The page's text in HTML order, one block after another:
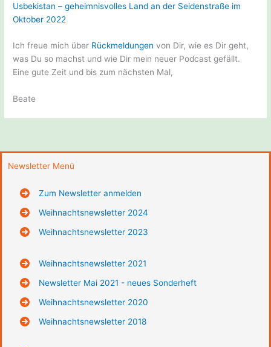
Usbekistan – geheimnisvolles Land an der Seidenstraße im
Oktober 2022
Ich freue mich über Rückmeldungenvon Dir, wie es Dir geht,
was Du so machst und wie Dir mein neuer Podcast gefällt.
Eine gute Zeit und bis zum nächsten Mal,
Beate
Newsletter Menü
Zum Newsletter anmelden
Weihnachtsnewsletter 2024
Weihnachtsnewsletter 2023
Weihnachtsnewsletter 2021
Newsletter Mai 2021 - neues Sonderheft
Weihnachtsnewsletter 2020
Weihnachtsnewsletter 2018